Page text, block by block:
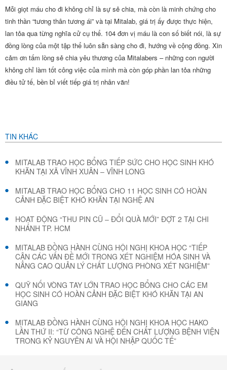
Mỗi giọt máu cho đi không chỉ là sự sẻ chia, mà còn là minh chứng cho
tinh thần “tương thân tương ái” và tại Mitalab, giá trị ấy được thực hiện,
lan tỏa qua từng nghĩa cử cụ thể. 104 đơn vị máu là con số biết nói, là sự
đồng lòng của một tập thể luôn sẵn sàng cho đi, hướng về cộng đồng. Xin
cảm ơn tấm lòng sẻ chia yêu thương của Mitalabers – những con người
không chỉ làm tốt công việc của mình mà còn góp phần lan tỏa những
điều tử tế, bền bỉ viết tiếp giá trị nhân văn!
TIN KHÁC
MITALAB TRAO HỌC BỔNG TIẾP SỨC CHO HỌC SINH KHÓ
KHĂN TẠI XÃ VĨNH XUÂN – VĨNH LONG
MITALAB TRAO HỌC BỔNG CHO 11 HỌC SINH CÓ HOÀN
CẢNH ĐẶC BIỆT KHÓ KHĂN TẠI NGHỆ AN
HOẠT ĐỘNG “THU PIN CŨ – ĐỔI QUÀ MỚI” ĐỢT 2 TẠI CHI
NHÁNH TP. HCM
MITALAB ĐỒNG HÀNH CÙNG HỘI NGHỊ KHOA HỌC “TIẾP
CẬN CÁC VẤN ĐỀ MỚI TRONG XÉT NGHIỆM HÓA SINH VÀ
NÂNG CAO QUẢN LÝ CHẤT LƯỢNG PHÒNG XÉT NGHIỆM”
QUỸ NỐI VÒNG TAY LỚN TRAO HỌC BỔNG CHO CÁC EM
HỌC SINH CÓ HOÀN CẢNH ĐẶC BIỆT KHÓ KHĂN TẠI AN
GIANG
MITALAB ĐỒNG HÀNH CÙNG HỘI NGHỊ KHOA HỌC HAKO
LẦN THỨ II: “TỪ CÔNG NGHỆ ĐẾN CHẤT LƯỢNG BỆNH VIỆN
TRONG KỶ NGUYÊN AI VÀ HỘI NHẬP QUỐC TẾ”